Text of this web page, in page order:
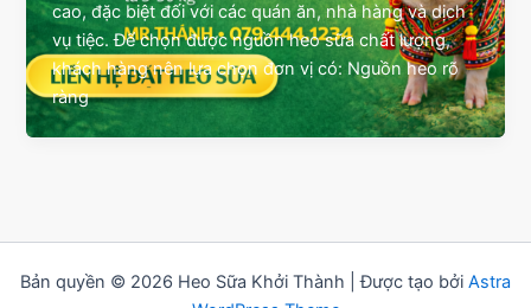
cao, đặc biệt đối với các quán ăn, nhà hàng và dịch
vụ tiệc. Để chọn được nguồn heo sữa chất lượng,
khách hàng nên lựa chọn đơn vị có: Nguồn heo rõ
ràng
Bản quyền © 2026 Heo Sữa Khởi Thành | Được tạo bởi Astra